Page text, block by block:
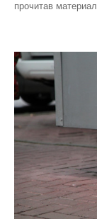
прочитав